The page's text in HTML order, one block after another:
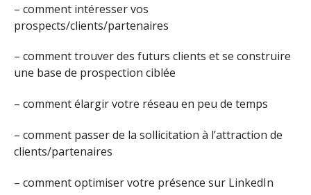
– comment intéresser vos
prospects/clients/partenaires
– comment trouver des futurs clients et se construire
une base de prospection ciblée
– comment élargir votre réseau en peu de temps
– comment passer de la sollicitation à l’attraction de
clients/partenaires
– comment optimiser votre présence sur LinkedIn